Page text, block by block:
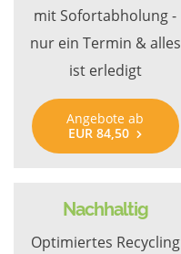
mit Sofortabholung -
nur ein Termin & alles
ist erledigt
Angebote ab
EUR 84,50
Nachhaltig
Optimiertes Recycling